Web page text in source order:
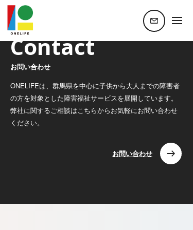
Contact
お問い合わせ
ONELIFEは、群馬県を中心に子供から大人までの障害者
の方を対象とした障害福祉サービスを展開しています。
弊社に関するご相談はこちらからお気軽にお問い合わせ
ください。
お問い合わせ